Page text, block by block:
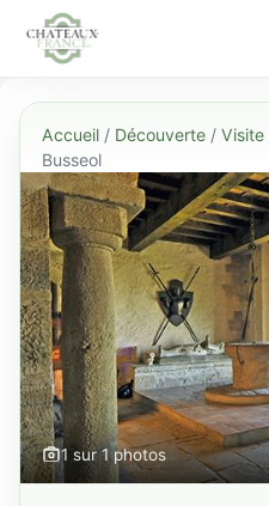
Accueil / Découverte / Visite
Busseol
1 sur 1 photos